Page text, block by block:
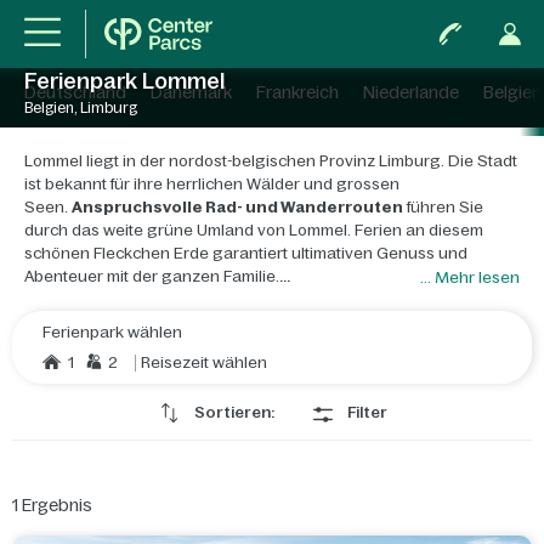
Deutschland Dänemark Frankreich Niederlande Belgien
Ferienpark Lommel
Belgien, Limburg
Lommel liegt in der nordost-belgischen Provinz Limburg. Die Stadt
ist bekannt für ihre herrlichen Wälder und grossen
Seen. Anspruchsvolle Rad- und Wanderrouten führen Sie
durch das weite grüne Umland von Lommel. Ferien an diesem
schönen Fleckchen Erde garantiert ultimativen Genuss und
Abenteuer mit der ganzen Familie.
Durchstreifen Sie während Ihrer Familien-Ferien in Lommel
unbedingt die
große Sand- und Dünenlandschaft
Sie den Aussichtsturm und lassen Sie die fantastische Aussicht auf
einem 25 Meter langen Tunnel! Möchten Sie mehr von der grünen
... Mehr lesen
Ferienpark wählen
1
2 Reisezeit wählen
Sortieren: Filter
1 Ergebnis